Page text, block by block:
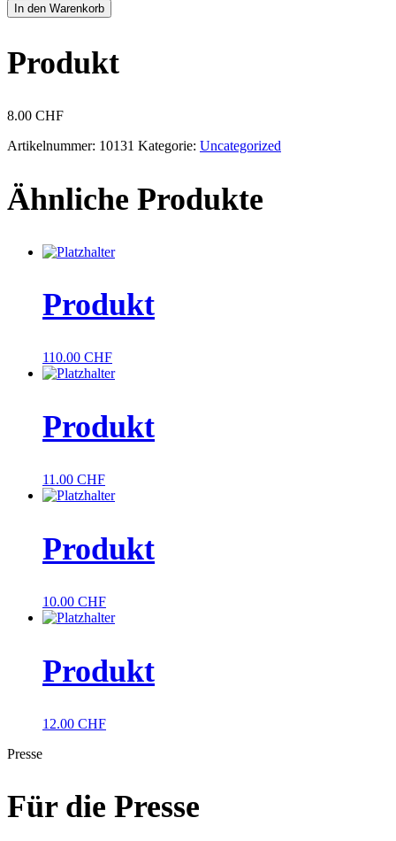
Menge
In den Warenkorb
Produkt
8.00 CHF
Artikelnummer: 10131 Kategorie: Uncategorized
Ähnliche Produkte
Produkt
110.00 CHF
Produkt
11.00 CHF
Produkt
10.00 CHF
Produkt
12.00 CHF
Presse
Für die Presse